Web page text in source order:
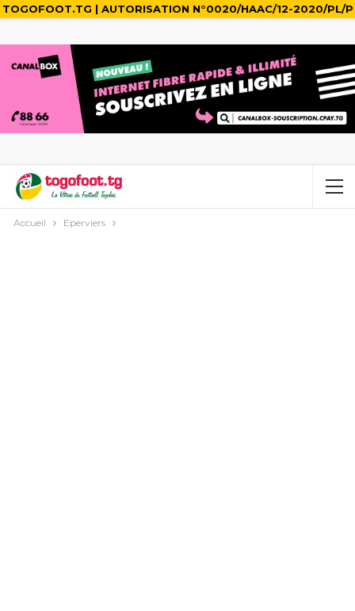
TOGOFOOT.TG | AUTORISATION N°0020/HAAC/12-2020/PL/P
Accueil Eperviers